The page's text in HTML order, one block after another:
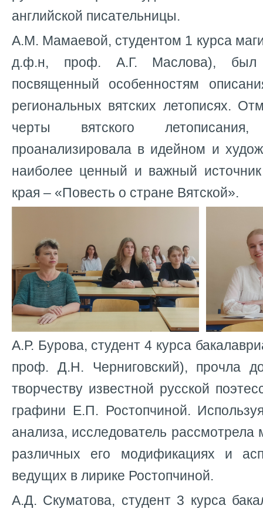
английской писательницы.
А.М. Мамаевой, студентом 1 курса
д.ф.н, проф. А.Г. Маслова), был
посвященный особенностям
региональных вятских летописях.
черты вятского
проанализировала в идейном и
наиболее ценный и важный
края ‒ «Повесть о стране Вятской».
А.Р. Бурова, студент 4 курса
проф. Д.Н. Черниговский), прочла
творчеству известной русской
графини Е.П. Ростопчиной.
анализа, исследователь рассмотрела
различных его модификациях и
ведущих в лирике Ростопчиной.
А.Д. Скуматова, студент 3 курса